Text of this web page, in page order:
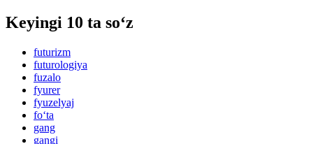
Keyingi 10 ta so‘z
futurizm
futurologiya
fuzalo
fyurer
fyuzelyaj
fo‘ta
gang
gangi